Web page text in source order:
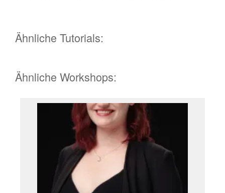
Ähnliche Tutorials:
Ähnliche Workshops: